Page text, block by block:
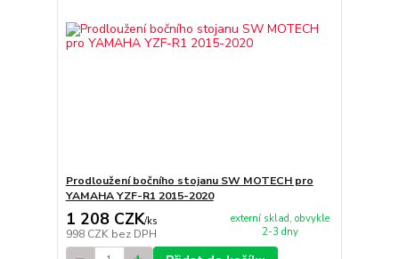
Prodloužení bočního stojanu SW MOTECH pro
YAMAHA YZF-R1 2015-2020
1 208 CZK/ks
998 CZK bez DPH
externí sklad, obvykle
2-3 dny